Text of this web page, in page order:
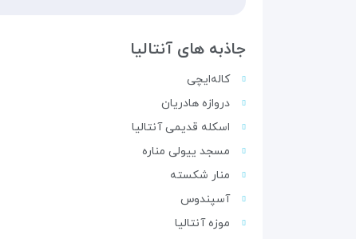
جاذبه های آنتالیا
کاله‌ایچی
دروازه هادریان
اسکله قدیمی آنتالیا
مسجد ییولی مناره
منار شکسته
آسپندوس
موزه آنتالیا